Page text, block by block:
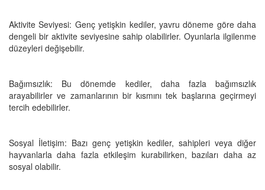
Aktivite Seviyesi: Genç yetişkin kediler, yavru döneme göre daha
dengeli bir aktivite seviyesine sahip olabilirler. Oyunlarla ilgilenme
düzeyleri değişebilir.
Bağımsızlık: Bu dönemde kediler, daha fazla bağımsızlık
arayabilirler ve zamanlarının bir kısmını tek başlarına geçirmeyi
tercih edebilirler.
Sosyal İletişim: Bazı genç yetişkin kediler, sahipleri veya diğer
hayvanlarla daha fazla etkileşim kurabilirken, bazıları daha az
sosyal olabilir.